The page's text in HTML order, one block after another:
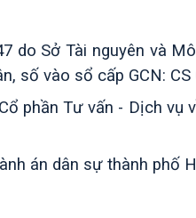
do Sở Tài nguyên và
số vào sổ cấp GCN: CS
phần Tư vấn - Dịch vụ
án dân sự thành phố